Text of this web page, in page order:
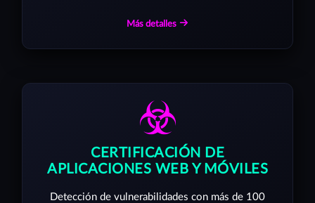
Más detalles
CERTIFICACIÓN DE
APLICACIONES WEB Y MÓVILES
Detección de vulnerabilidades con más de 100